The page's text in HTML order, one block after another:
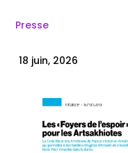
Presse
18 juin, 2026